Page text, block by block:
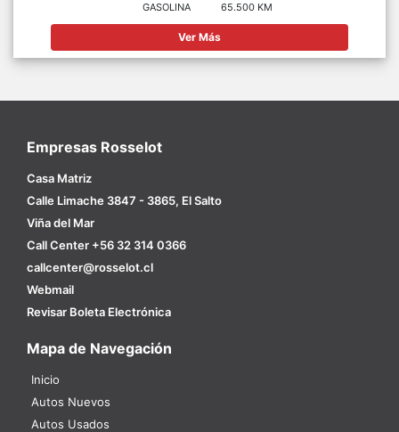
GASOLINA
65.500 KM
Ver Más
Empresas Rosselot
Casa Matriz
Calle Limache 3847 - 3865, El Salto
Viña del Mar
Call Center +56 32 314 0366
callcenter@rosselot.cl
Webmail
Revisar Boleta Electrónica
Mapa de Navegación
Inicio
Autos Nuevos
Autos Usados